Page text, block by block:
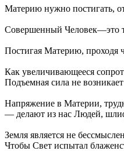
Материю нужно постигать,
Совершенный Человек—это
Постигая Материю, проходя
Как увеличивающееся
Подъемная сила не
Напряжение в Материи,
— делают из нас Людей,
Земля является не
Чтобы Свет испытал